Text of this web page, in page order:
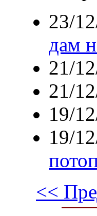
23/
дам
21/
21/
19/
19/
<<